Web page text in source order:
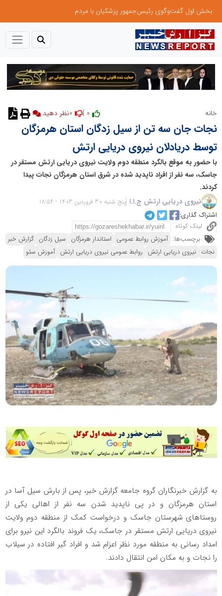
بخش اول گفت‌وگوی رئیس‌جمهور پزشکیان با مردم
خانه نظر دهید
نجات جان سه تن از سیل زدگان استان هرمزگان
توسط دریادلان نیروی دریایی ارتش
با حضور به موقع بالگرد منطقه دوم ولایت نیروی دریایی ارتش مستقر در
جاسک، سه نفر از افراد ناپدید شده در شرق استان هرمزگان نجات پیدا
کردند.
نیروی دریایی ارتش ج.ا.ا پنج شنبه 30 فروردین 1403 - 18:54
اشتراک گذاری:
لینک کوتاه
برچسب‌ها: آموزش روابط عمومی استاندار هرمزگان سیل زدگان گزارش خبر
نجات نیروی دریایی ارتش روابط عمومی نیروی دریایی ارتش آموزش سئو
به گزارش خبرنگاران گروه جامعه گزارش خبر، پس از بارش سیل آسا در
استان هرمزگان و در پی ناپدید شدن سه نفر از اهالی یکی از
روستاهای شهرستان جاسک و درخواست کمک از منطقه دوم ولایت
نیروی دریایی ارتش مستقر در جاسک، یک فروند بالگرد این نیرو برای
امداد رسانی به منطقه مورد نظر اعزام شد و افراد گیر افتاده در سیلاب
را نجات و به مکان امن انتقال دادند.